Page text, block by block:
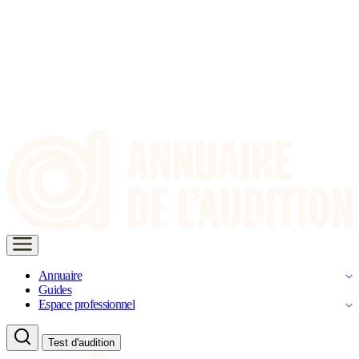
Annuaire
Guides
Espace professionnel
Test d'audition